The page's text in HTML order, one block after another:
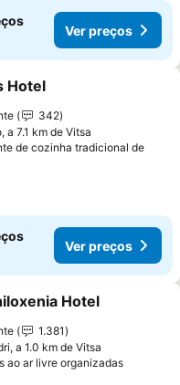
Ver preços
aos favoritos
Hotel
342
a 7.1 km de Vitsa
de cozinha tradicional de
Ver preços
aos favoritos
Hotel
1.381
a 1.0 km de Vitsa
ao ar livre organizadasVer